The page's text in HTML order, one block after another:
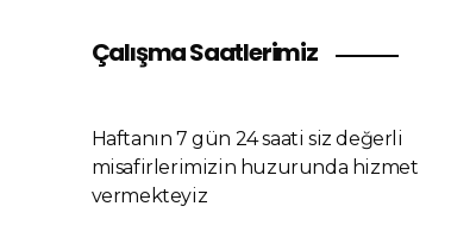
Çalışma Saatlerimiz
Haftanın 7 gün 24 saati siz değerli
misafirlerimizin huzurunda hizmet
vermekteyiz